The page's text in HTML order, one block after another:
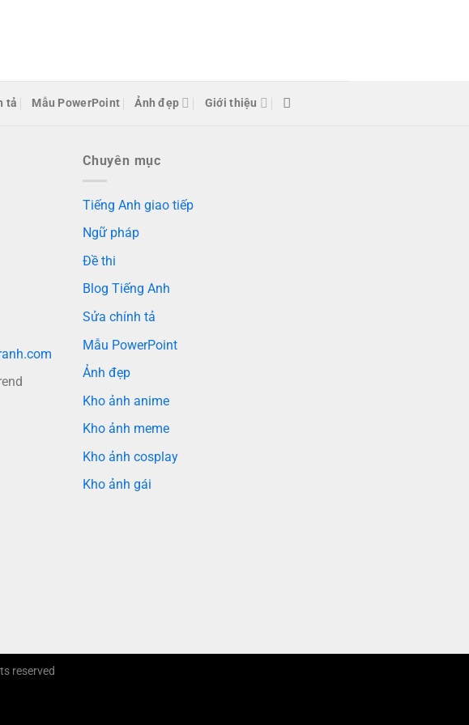
tả Mẫu PowerPoint Ảnh đẹp Giới thiệu
Chuyên mục
Tiếng Anh giao tiếp
Ngữ pháp
Đề thi
Blog Tiếng Anh
Sửa chính tả
Mẫu PowerPoint
Ảnh đẹp
Kho ảnh anime
Kho ảnh meme
Kho ảnh cosplay
Kho ảnh gái
reserved